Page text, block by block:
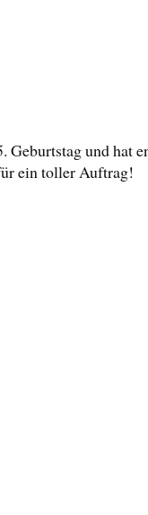
und hat
ein toller Auftrag!